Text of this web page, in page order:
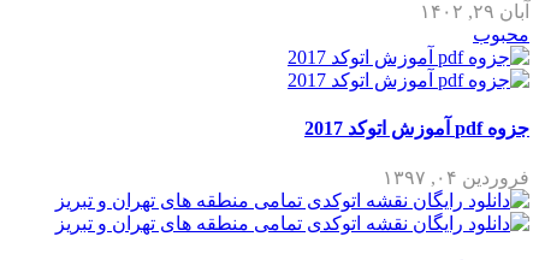
آبان ۲۹, ۱۴۰۲
محبوب
جزوه pdf آموزش اتوکد 2017
فروردین ۰۴, ۱۳۹۷